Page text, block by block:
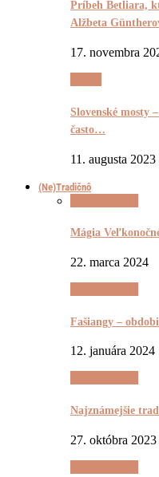
Príbeh Betliara,
Alžbeta
17. novembra
Slovenské mosty
často…
11. augusta 2023
(Ne)Tradičnô
Mágia
22. marca 2024
Fašiangy –
12. januára 2024
Najznámejšie
27. októbra 2023